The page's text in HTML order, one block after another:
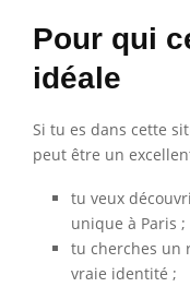
Pour qui
idéale
Si tu es dans cette
peut être un
tu veux
unique à Paris ;
tu cherches un
vraie identité ;